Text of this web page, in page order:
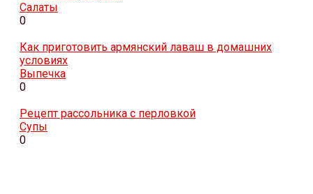
Салаты
0
Как приготовить армянский лаваш в домашних
условиях
Выпечка
0
Рецепт рассольника с перловкой
Супы
0